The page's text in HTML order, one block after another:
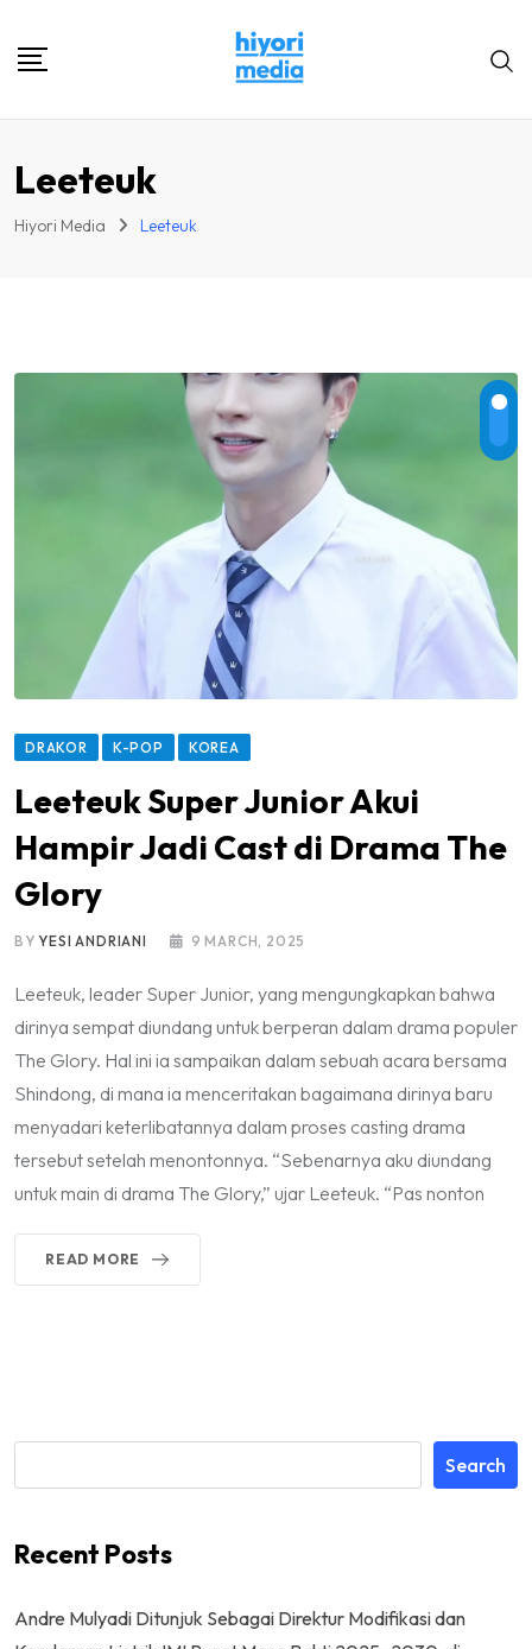
Leeteuk
Hiyori Media Leeteuk
DRAKOR K-POP KOREA
Leeteuk Super Junior Akui
Hampir Jadi Cast di Drama The
Glory
BY YESI ANDRIANI 9 MARCH, 2025
Leeteuk, leader Super Junior, yang mengungkapkan bahwa
dirinya sempat diundang untuk berperan dalam drama populer
The Glory. Hal ini ia sampaikan dalam sebuah acara bersama
Shindong, di mana ia menceritakan bagaimana dirinya baru
menyadari keterlibatannya dalam proses casting drama
tersebut setelah menontonnya. “Sebenarnya aku diundang
untuk main di drama The Glory,” ujar Leeteuk. “Pas nonton
READ MORE
Search
Recent Posts
Andre Mulyadi Ditunjuk Sebagai Direktur Modifikasi dan